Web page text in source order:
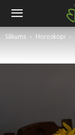
Sākums Horoskopi